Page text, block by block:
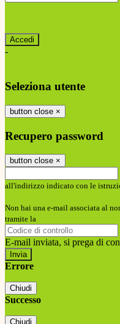
-
Seleziona utente
button close ×
Recupero password
button close ×
all'indirizzo indicato con le
Non hai una e-mail associata al
tramite la
E-mail inviata, si prega di
Errore
Chiudi
Successo
Chiudi